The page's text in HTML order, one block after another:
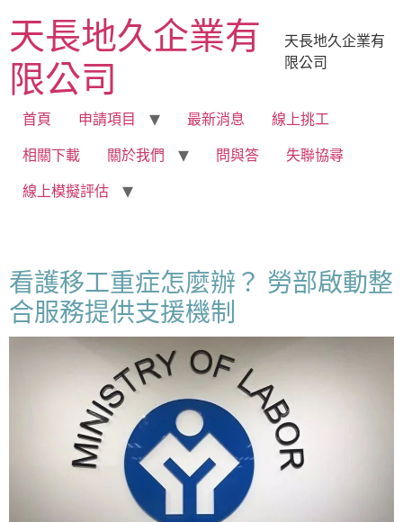
至
主
內
天長地久企業有
限公司
天長地久企業有
限公司
首頁 申請項目 最新消息
線上挑工
相關下載
關於我們 問與答
失聯協尋
線上模擬評估
看護移工重症怎麼辦？ 勞部啟動整
合服務提供支援機制